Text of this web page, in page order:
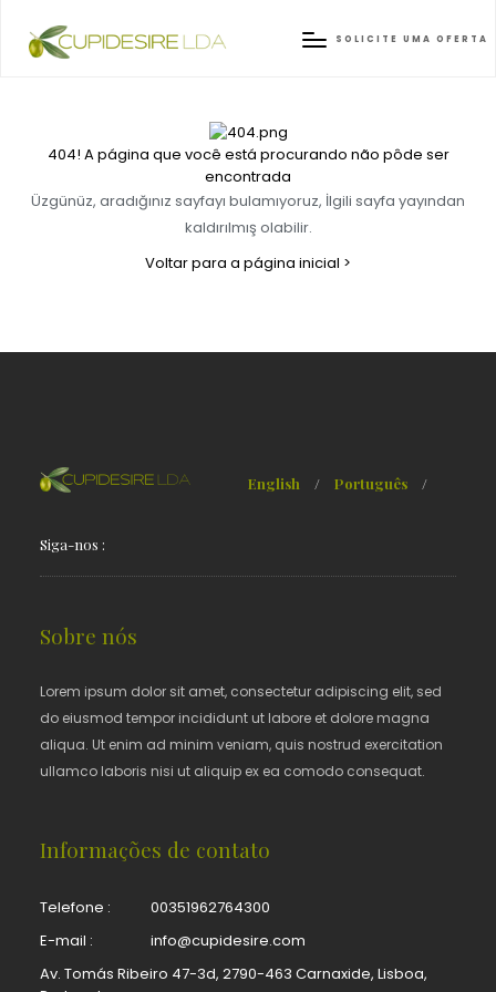
SOLICITE UMA OFERTA
Anasayfa
404! A página que você está procurando não pôde ser
encontrada
Üzgünüz, aradığınız sayfayı bulamıyoruz, İlgili sayfa yayından
kaldırılmış olabilir.
Voltar para a página inicial >
English / Português /
Siga-nos :
Sobre nós
Lorem ipsum dolor sit amet, consectetur adipiscing elit, sed
do eiusmod tempor incididunt ut labore et dolore magna
aliqua. Ut enim ad minim veniam, quis nostrud exercitation
ullamco laboris nisi ut aliquip ex ea comodo consequat.
Informações de contato
Telefone :
00351962764300
E-mail :
info@cupidesire.com
Av. Tomás Ribeiro 47-3d, 2790-463 Carnaxide, Lisboa,